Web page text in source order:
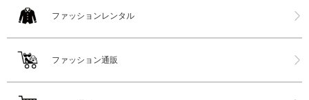
ファッションレンタル
ファッション通販